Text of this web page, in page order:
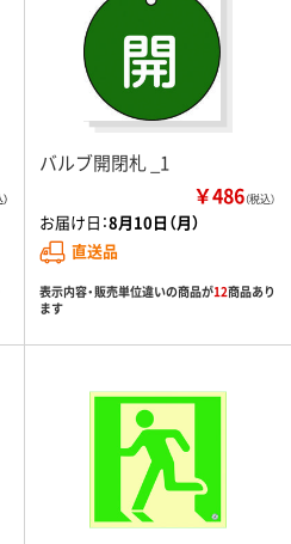
バルブ開閉札 _1
￥486（税込）
お届け日：8月10日（月）
直送品
表示内容・販売単位違いの商品が12商品あり
ます